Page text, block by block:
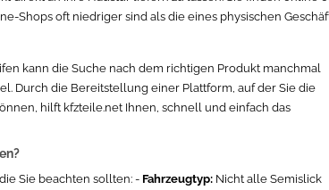
Shops oft niedriger sind als die eines physischen
kann die Suche nach dem richtigen Produkt manchmal
Durch die Bereitstellung einer Plattform, auf der Sie die
hilft kfzteile.net Ihnen, schnell und einfach das
Sie beachten sollten: - Fahrzeugtyp:Nicht alle Semislick